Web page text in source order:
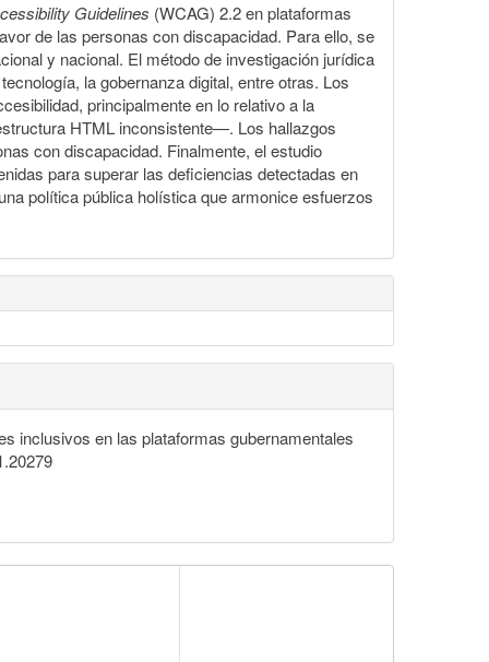
Guidelines (WCAG) 2.2 en plataformas
de las personas con discapacidad. Para ello, se
y nacional. El método de investigación jurídica
la gobernanza digital, entre otras. Los
principalmente en lo relativo a la
HTML inconsistente—. Los hallazgos
con discapacidad. Finalmente, el estudio
para superar las deficiencias detectadas en
política pública holística que armonice esfuerzos
inclusivos en las plataformas gubernamentales